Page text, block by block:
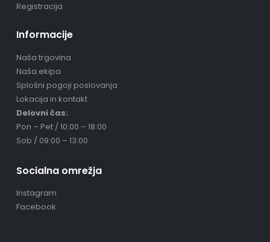
Registracija
Informacije
Naša trgovina
Naša ekipa
Splošni pogoji poslovanja
Lokacija in kontakt
Delovni čas:
Pon – Pet / 10:00 – 18:00
Sob / 09:00 – 13:00
Socialna omrežja
Instagram
Facebook